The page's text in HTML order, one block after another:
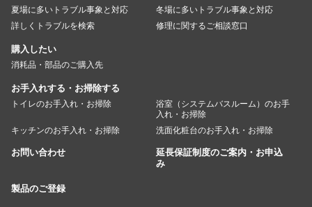
夏場に多いトラブル事象と対応
冬場に多いトラブル事象と対応
詳しくトラブルを検索
修理に関するご相談窓口
購入したい
消耗品・部品のご購入先
お手入れする・お掃除する
トイレのお手入れ・お掃除
浴室（システムバスルーム）のお手
入れ・お掃除
キッチンのお手入れ・お掃除
洗面化粧台のお手入れ・お掃除
お問い合わせ
延長保証制度のご案内・お申込
み
製品のご登録